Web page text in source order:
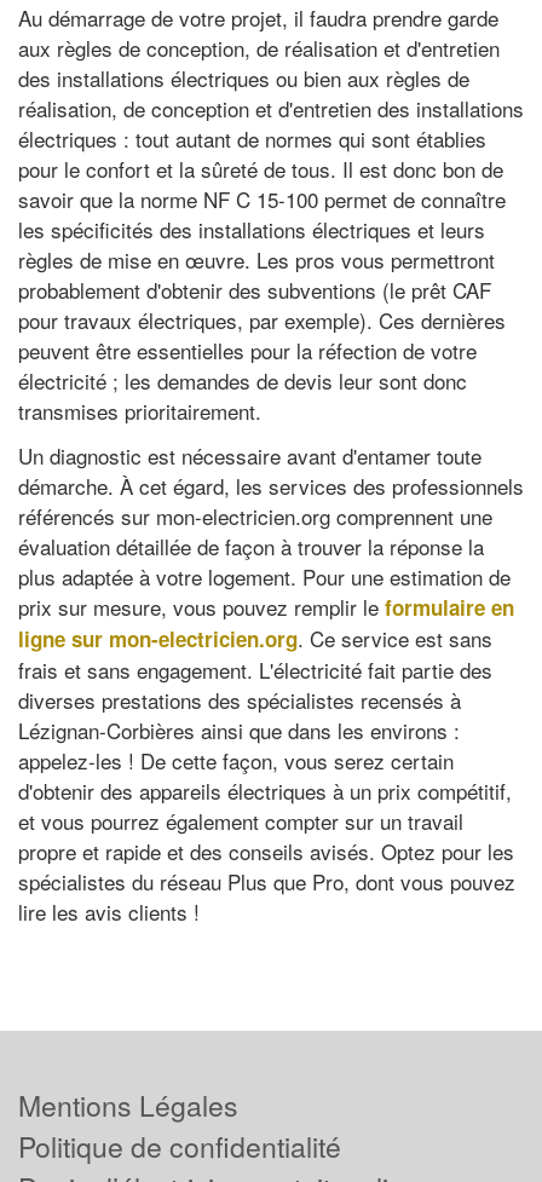
Au démarrage de votre projet, il faudra prendre garde
aux règles de conception, de réalisation et d'entretien
des installations électriques ou bien aux règles de
réalisation, de conception et d'entretien des installations
électriques : tout autant de normes qui sont établies
pour le confort et la sûreté de tous. Il est donc bon de
savoir que la norme NF C 15-100 permet de connaître
les spécificités des installations électriques et leurs
règles de mise en œuvre. Les pros vous permettront
probablement d'obtenir des subventions (le prêt CAF
pour travaux électriques, par exemple). Ces dernières
peuvent être essentielles pour la réfection de votre
électricité ; les demandes de devis leur sont donc
transmises prioritairement.
Un diagnostic est nécessaire avant d'entamer toute
démarche. À cet égard, les services des professionnels
référencés sur mon-electricien.org comprennent une
évaluation détaillée de façon à trouver la réponse la
plus adaptée à votre logement. Pour une estimation de
prix sur mesure, vous pouvez remplir le formulaire en
ligne sur mon-electricien.org. Ce service est sans
frais et sans engagement. L'électricité fait partie des
diverses prestations des spécialistes recensés à
Lézignan-Corbières ainsi que dans les environs :
appelez-les ! De cette façon, vous serez certain
d'obtenir des appareils électriques à un prix compétitif,
et vous pourrez également compter sur un travail
propre et rapide et des conseils avisés. Optez pour les
spécialistes du réseau Plus que Pro, dont vous pouvez
lire les avis clients !
Mentions Légales
Politique de confidentialité